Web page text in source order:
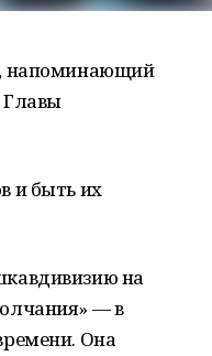
напоминающий
Главы
и быть их
на
— в
Она